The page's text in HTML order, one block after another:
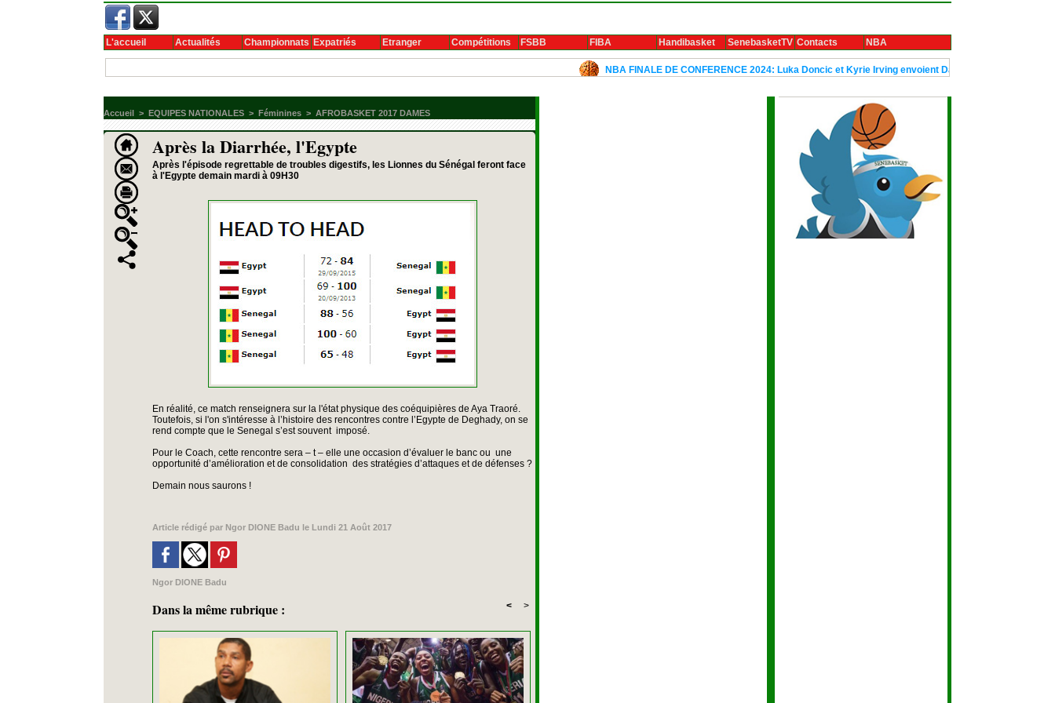
L'accueil Actualités Championnats Expatriés Etranger Compétitions FSBB FIBA Handibasket SenebasketTV Contacts NBA
NBA FINALE DE CONFERENCE 2024: Luka Doncic et Kyrie Irving envoient Dallas en finale
Accueil > EQUIPES NATIONALES > Féminines > AFROBASKET 2017 DAMES
Après la Diarrhée, l'Egypte
Après l'épisode regrettable de troubles digestifs, les Lionnes du Sénégal feront face
à l'Egypte demain mardi à 09H30
En réalité, ce match renseignera sur la l'état physique des coéquipières de Aya Traoré.
Toutefois, si l'on s'intéresse à l’histoire des rencontres contre l’Egypte de Deghady, on se
rend compte que le Senegal s’est souvent imposé.
Pour le Coach, cette rencontre sera – t – elle une occasion d’évaluer le banc ou une
opportunité d’amélioration et de consolidation des stratégies d’attaques et de défenses ?
Demain nous saurons !
Article rédigé par Ngor DIONE Badu le Lundi 21 Août 2017
Ngor DIONE Badu
Dans la même rubrique : < >